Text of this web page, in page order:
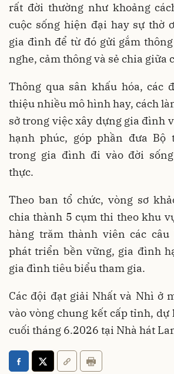
rất đời thường như khoảng
cuộc sống hiện đại hay sự thờ
gia đình để từ đó gửi gắm
nghe, cảm thông và sẻ chia giữa
Thông qua sân khấu hóa, các
thiệu nhiều mô hình hay, cách
sở trong việc xây dựng gia đình
hạnh phúc, góp phần đưa
trong gia đình đi vào đời
thực.
Theo ban tổ chức, vòng sơ
chia thành 5 cụm thi theo khu
hàng trăm thành viên các
phát triển bền vững, gia đình
gia đình tiêu biểu tham gia.
Các đội đạt giải Nhất và Nhì ở
vào vòng chung kết cấp tỉnh, dự
cuối tháng 6.2026 tại Nhà hát